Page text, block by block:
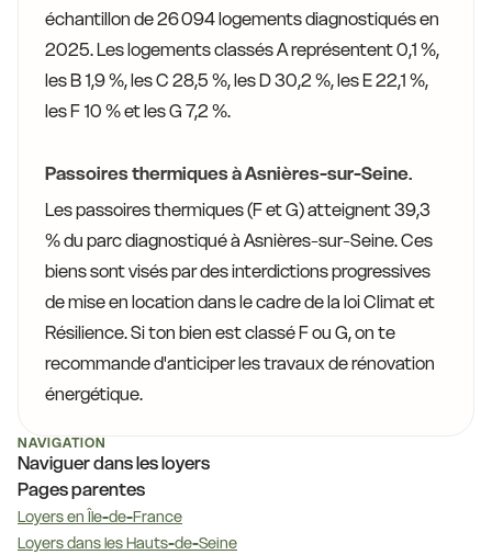
échantillon de 26 094 logements diagnostiqués en
2025. Les logements classés A représentent 0,1 %,
les B 1,9 %, les C 28,5 %, les D 30,2 %, les E 22,1 %,
les F 10 % et les G 7,2 %.
Passoires thermiques à Asnières-sur-Seine.
Les passoires thermiques (F et G) atteignent 39,3
% du parc diagnostiqué à Asnières-sur-Seine. Ces
biens sont visés par des interdictions progressives
de mise en location dans le cadre de la loi Climat et
Résilience. Si ton bien est classé F ou G, on te
recommande d'anticiper les travaux de rénovation
énergétique.
NAVIGATION
Naviguer dans les loyers
Pages parentes
Loyers en Île-de-France
Loyers dans les Hauts-de-Seine